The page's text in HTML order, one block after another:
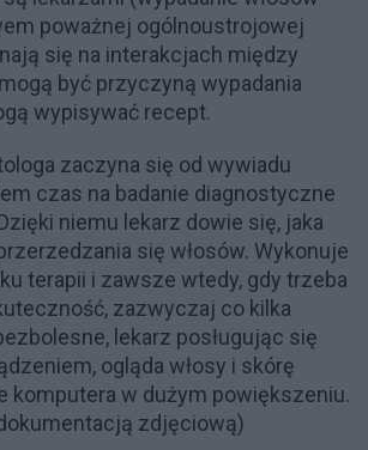
poważnej ogólnoustrojowej
się na interakcjach między
być przyczyną wypadania
wypisywać recept.
zaczyna się od wywiadu
czas na badanie diagnostyczne
niemu lekarz dowie się, jaka
się włosów. Wykonuje
terapii i zawsze wtedy, gdy trzeba
zazwyczaj co kilka
lekarz posługując się
ogląda włosy i skórę
komputera w dużym powiększeniu.
zdjęciową)